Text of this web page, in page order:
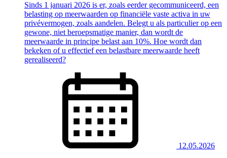
Sinds 1 januari 2026 is er, zoals eerder gecommuniceerd, een
belasting op meerwaarden op financiële vaste activa in uw
privévermogen, zoals aandelen. Belegt u als particulier op een
gewone, niet beroepsmatige manier, dan wordt de
meerwaarde in principe belast aan 10%. Hoe wordt dan
bekeken of u effectief een belastbare meerwaarde heeft
gerealiseerd?
12.05.2026